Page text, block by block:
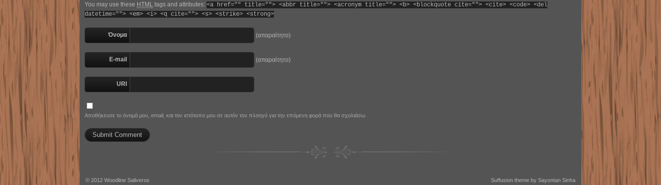
You may use these HTML tags and attributes: <a href="" title=""> <abbr title=""> <acronym title=""> <b> <blockquote cite=""> <cite> <code> <del
datetime=""> <em> <i> <q cite=""> <s> <strike> <strong>
Όνομα (απαραίτητο)
E-mail (απαραίτητο)
URI
Αποθήκευσε το όνομά μου, email, και τον ιστότοπο μου σε αυτόν τον πλοηγό για την επόμενη φορά που θα σχολιάσω.
© 2012 Woodline Saliveros Suffusion theme by Sayontan Sinha